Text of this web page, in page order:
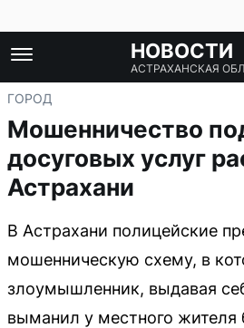
НОВОСТИ
АСТРАХАНСКАЯ
ГОРОД
Мошенничество
досуговых услуг
Астрахани
В Астрахани полицейские
мошенническую схему, в
злоумышленник, выдавая
выманил у местного жителя